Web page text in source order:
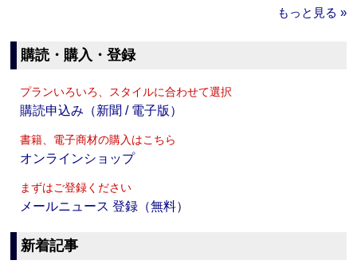
もっと見る »
購読・購入・登録
プランいろいろ、スタイルに合わせて選択
購読申込み（新聞 / 電子版）
書籍、電子商材の購入はこちら
オンラインショップ
まずはご登録ください
メールニュース 登録（無料）
新着記事